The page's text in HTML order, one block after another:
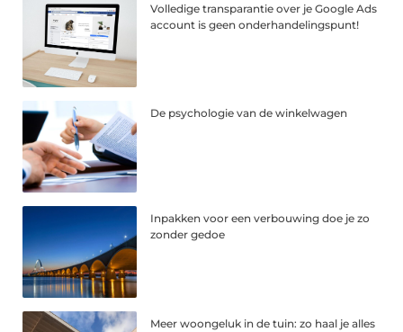
Volledige transparantie over je Google Ads
account is geen onderhandelingspunt!
De psychologie van de winkelwagen
Inpakken voor een verbouwing doe je zo
zonder gedoe
Meer woongeluk in de tuin: zo haal je alles